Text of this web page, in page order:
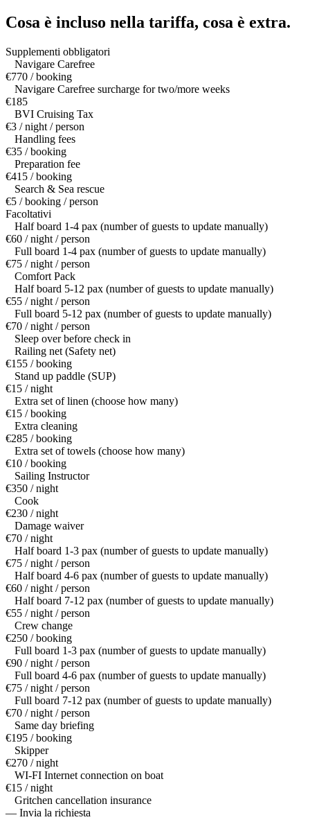
Cosa è incluso nella tariffa, cosa è extra.
Supplementi obbligatori
Navigare Carefree
€770 / booking
Navigare Carefree surcharge for two/more weeks
€185
BVI Cruising Tax
€3 / night / person
Handling fees
€35 / booking
Preparation fee
€415 / booking
Search & Sea rescue
€5 / booking / person
Facoltativi
Half board 1-4 pax (number of guests to update manually)
€60 / night / person
Full board 1-4 pax (number of guests to update manually)
€75 / night / person
Comfort Pack
Half board 5-12 pax (number of guests to update manually)
€55 / night / person
Full board 5-12 pax (number of guests to update manually)
€70 / night / person
Sleep over before check in
Railing net (Safety net)
€155 / booking
Stand up paddle (SUP)
€15 / night
Extra set of linen (choose how many)
€15 / booking
Extra cleaning
€285 / booking
Extra set of towels (choose how many)
€10 / booking
Sailing Instructor
€350 / night
Cook
€230 / night
Damage waiver
€70 / night
Half board 1-3 pax (number of guests to update manually)
€75 / night / person
Half board 4-6 pax (number of guests to update manually)
€60 / night / person
Half board 7-12 pax (number of guests to update manually)
€55 / night / person
Crew change
€250 / booking
Full board 1-3 pax (number of guests to update manually)
€90 / night / person
Full board 4-6 pax (number of guests to update manually)
€75 / night / person
Full board 7-12 pax (number of guests to update manually)
€70 / night / person
Same day briefing
€195 / booking
Skipper
€270 / night
WI-FI Internet connection on boat
€15 / night
Gritchen cancellation insurance
— Invia la richiesta